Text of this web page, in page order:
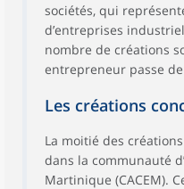
sociétés, qui
d’entreprises
nombre de créations
entrepreneur passe de
Les créations
La moitié des
dans la communauté
Martinique (CACEM).